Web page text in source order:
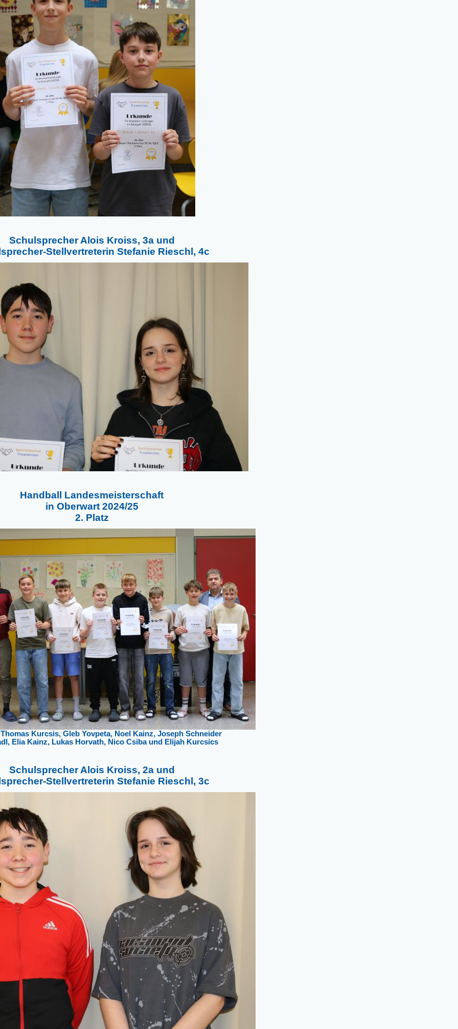
Schulsprecher Alois Kroiss, 3a und
Stellvertreterin Stefanie Rieschl, 4c
Handball Landesmeisterschaft
in Oberwart 2024/25
2. Platz
Kurcsis, Gleb Yovpeta, Noel Kainz, Joseph Schneider
Elia Kainz, Lukas Horvath, Nico Csiba und Elijah Kurcsics
Schulsprecher Alois Kroiss, 2a und
Stellvertreterin Stefanie Rieschl, 3c